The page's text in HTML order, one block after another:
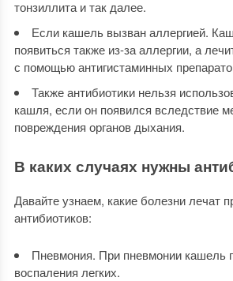
тонзиллита и так далее.
Если кашель вызван аллергией.
появиться также из-за аллергии, а
с помощью антигистаминных
Также антибиотики нельзя
кашля, если он появился вследствие
повреждения органов дыхания.
В каких случаях нужны
Давайте узнаем, какие болезни лечат
антибиотиков:
Пневмония. При пневмонии кашель
воспаления легких.